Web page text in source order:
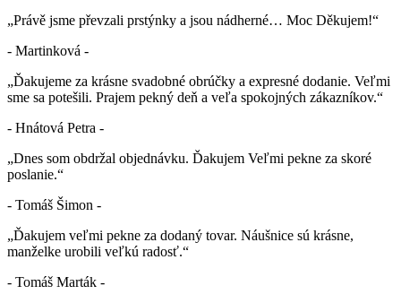
„Právě jsme převzali prstýnky a jsou nádherné… Moc Děkujem!“
- Martinková -
„Ďakujeme za krásne svadobné obrúčky a expresné dodanie. Veľmi
sme sa potešili. Prajem pekný deň a veľa spokojných zákazníkov.“
- Hnátová Petra -
„Dnes som obdržal objednávku. Ďakujem Veľmi pekne za skoré
poslanie.“
- Tomáš Šimon -
„Ďakujem veľmi pekne za dodaný tovar. Náušnice sú krásne,
manželke urobili veľkú radosť.“
- Tomáš Marták -